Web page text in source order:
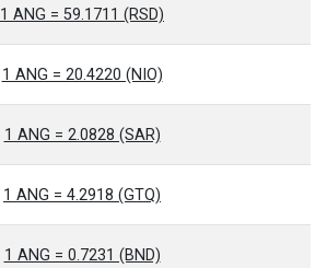
1 ANG = 59.1711 (RSD)
1 ANG = 20.4220 (NIO)
1 ANG = 2.0828 (SAR)
1 ANG = 4.2918 (GTQ)
1 ANG = 0.7231 (BND)